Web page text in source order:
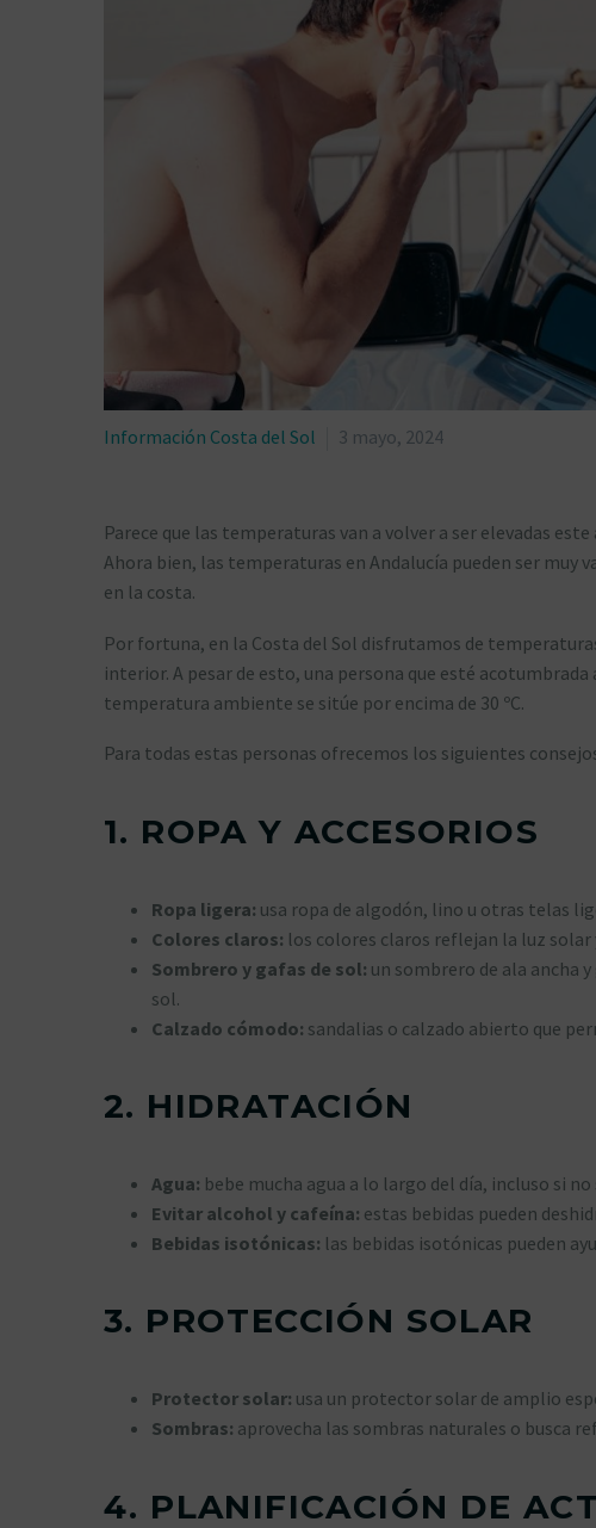
Información Costa del Sol 3 mayo, 2024
Parece que las temperaturas van a volver a ser elevadas
Ahora bien, las temperaturas en Andalucía pueden ser muy
en la costa.
Por fortuna, en la Costa del Sol disfrutamos de
interior. A pesar de esto, una persona que esté
temperatura ambiente se sitúe por encima de 30 ºC.
Para todas estas personas ofrecemos los siguientes
1. ROPA Y ACCESORIOS
Ropa ligera: usa ropa de algodón, lino u otras telas
Colores claros: los colores claros reflejan la luz solar
Sombrero y gafas de sol: un sombrero de ala ancha
sol.
Calzado cómodo: sandalias o calzado abierto que
2. HIDRATACIÓN
Agua: bebe mucha agua a lo largo del día, incluso si no
Evitar alcohol y cafeína: estas bebidas pueden
Bebidas isotónicas: las bebidas isotónicas pueden
3. PROTECCIÓN SOLAR
Protector solar: usa un protector solar de amplio
Sombras: aprovecha las sombras naturales o busca
4. PLANIFICACIÓN DE